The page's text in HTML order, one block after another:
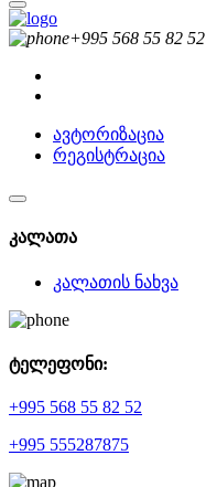
+995 568 55 82 52
ავტორიზაცია
რეგისტრაცია
კალათა
კალათის ნახვა
ტელეფონი:
+995 568 55 82 52
+995 555287875